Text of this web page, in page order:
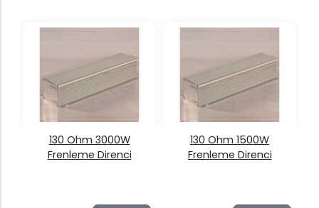
130 Ohm 3000W
Frenleme Direnci
130 Ohm 1500W
Frenleme Direnci